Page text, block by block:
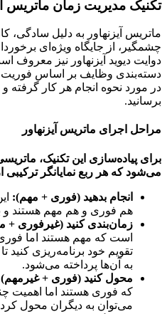
مدیریت زمان ماتریس
آیزنهاور به دلیل سادگی،
از جایگاه ویژه‌ای برخوردار
دیوید آیزنهاور نیز معروف است،
وظایف بر اساس فوریت و
نحوه انجام هر کار گرفته و
اجرای ماتریس آیزنهاور
پیاده‌سازی این تکنیک، ماتریسی با
که هر ربع نمایانگر ترکیبی از
انجام بدهید (فوری + مهم):این
هم فوری و هم مهم هستند و باید
زمان‌بندی کنید (غیرفوری + مهم):
است که مهم هستند اما فوری
تقویم خود برنامه‌ریزی کنید تا
به آن‌ها پرداخته می‌شود.
محول کنید (فوری + غیرمهم):این
که فوری هستند اما اهمیت
می‌توان به دیگران محول کرد.